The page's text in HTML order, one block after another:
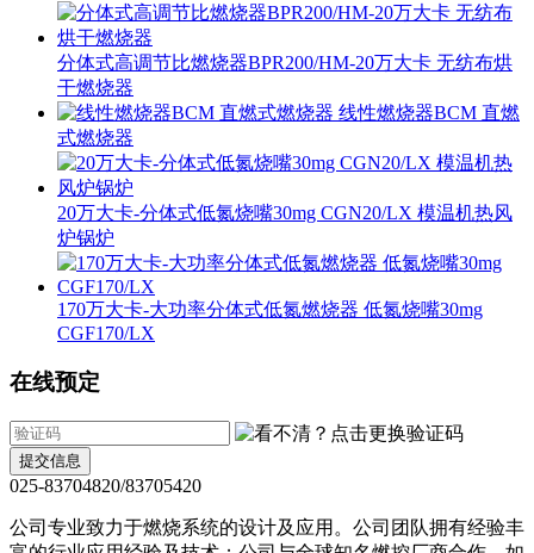
分体式高调节比燃烧器BPR200/HM-20万大卡 无纺布烘
干燃烧器
线性燃烧器BCM 直燃
式燃烧器
20万大卡-分体式低氮烧嘴30mg CGN20/LX 模温机热风
炉锅炉
170万大卡-大功率分体式低氮燃烧器 低氮烧嘴30mg
CGF170/LX
在线预定
提交信息
025-83704820/83705420
公司专业致力于燃烧系统的设计及应用。公司团队拥有经验丰